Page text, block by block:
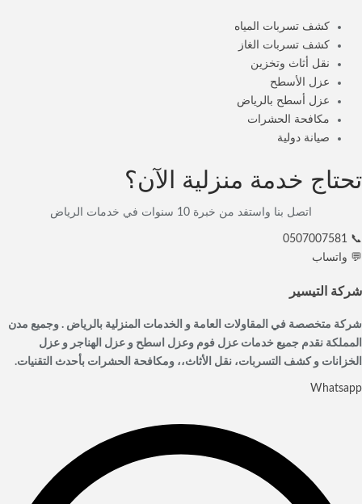
كشف تسربات المياه
كشف تسربات الغاز
نقل أثاث وتخزين
عزل الأسطح
عزل أسطح بالرياض
مكافحة الحشرات
صيانة دولية
تحتاج خدمة منزلية الآن؟
اتصل بنا واستفد من خبرة 10 سنوات في خدمات الرياض
📞 0507007581
💬 واتساب
شركة التيسير
شركة متخصصة في المقاولات العامة و الخدمات المنزلية بالرياض . وجميع مدن
المملكة نقدم جميع خدمات عزل فوم وعزل اسطح و عزل الهناجر و عزل
الخزانات و كشف التسربات، نقل الأثاث،، ومكافحة الحشرات بأحدث التقنيات.
Whatsapp